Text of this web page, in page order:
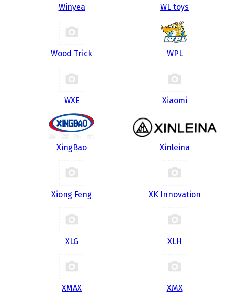
Winyea WL toys
Wood Trick WPL
WXE Xiaomi
XingBao Xinleina
Xiong Feng XK Innovation
XLG XLH
XMAX XMX